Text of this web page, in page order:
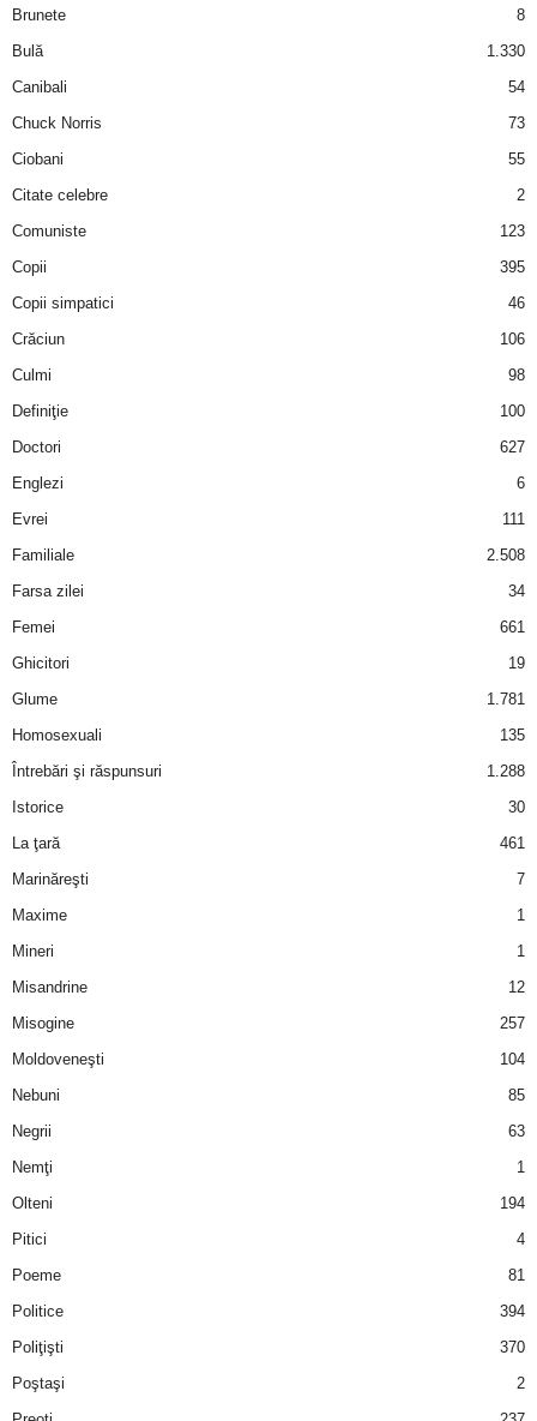
Brunete
8
Bulă
1.330
Canibali
54
Chuck Norris
73
Ciobani
55
Citate celebre
2
Comuniste
123
Copii
395
Copii simpatici
46
Crăciun
106
Culmi
98
Definiţie
100
Doctori
627
Englezi
6
Evrei
111
Familiale
2.508
Farsa zilei
34
Femei
661
Ghicitori
19
Glume
1.781
Homosexuali
135
Întrebări şi răspunsuri
1.288
Istorice
30
La ţară
461
Marinăreşti
7
Maxime
1
Mineri
1
Misandrine
12
Misogine
257
Moldoveneşti
104
Nebuni
85
Negrii
63
Nemţi
1
Olteni
194
Pitici
4
Poeme
81
Politice
394
Poliţişti
370
Poştaşi
2